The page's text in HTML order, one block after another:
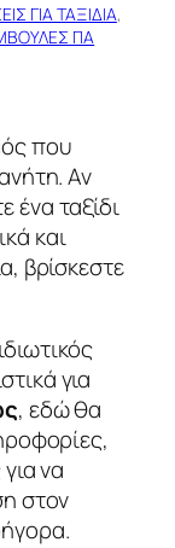
ΓΙΑ ΤΑΞΙΔΙΑ
ΓΙΑ
που
Αν
ένα ταξίδι
και
βρίσκεστε
για
, εδώ θα
να
στον